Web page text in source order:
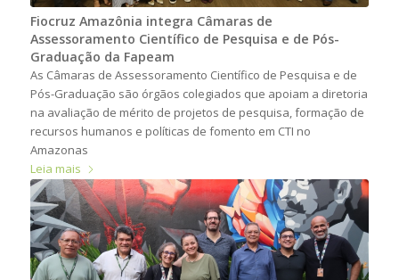
Fiocruz Amazônia integra Câmaras de
Assessoramento Científico de Pesquisa e de Pós-
Graduação da Fapeam
As Câmaras de Assessoramento Científico de Pesquisa e de
Pós-Graduação são órgãos colegiados que apoiam a diretoria
na avaliação de mérito de projetos de pesquisa, formação de
recursos humanos e políticas de fomento em CTI no
Amazonas
Leia mais